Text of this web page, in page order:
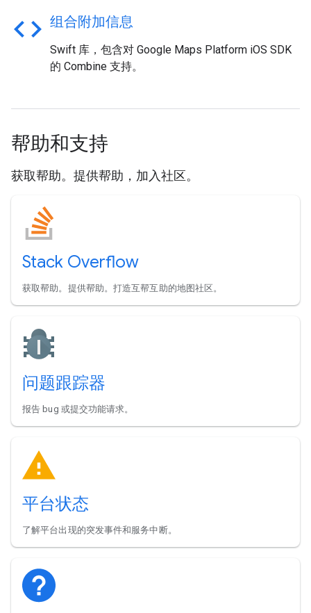
code 组合附加信息
Swift 库，包含对 Google Maps Platform iOS SDK
的 Combine 支持。
帮助和支持
获取帮助。提供帮助，加入社区。
Stack Overflow
获取帮助。提供帮助。打造互帮互助的地图社区。
问题跟踪器
报告 bug 或提交功能请求。
平台状态
了解平台出现的突发事件和服务中断。